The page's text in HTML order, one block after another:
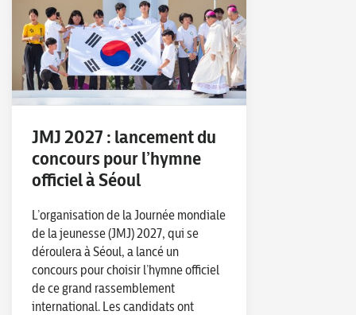
JMJ 2027 : lancement du
concours pour l’hymne
officiel à Séoul
L’organisation de la Journée mondiale
de la jeunesse (JMJ) 2027, qui se
déroulera à Séoul, a lancé un
concours pour choisir l’hymne officiel
de ce grand rassemblement
international. Les candidats ont